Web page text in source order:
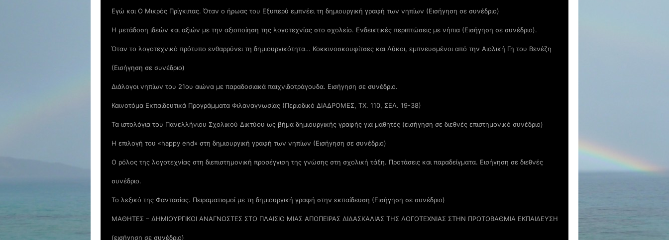
Εγώ και Ο Μικρός Πρίγκιπας. Όταν ο ήρωας του Εξυπερύ εμπνέει τη δημιουργική γραφή των νηπίων (Εισήγηση σε συνέδριο)
Η μετάδοση ιδεών και αξιών με την αξιοποίηση της λογοτεχνίας στο σχολείο. Ενδεικτικές περιπτώσεις με νήπια (Εισήγηση σε συνέδριο).
Όταν το λογοτεχνικό πρότυπο ενθαρρύνει τη δημιουργικότητα… Κοκκινοσκουφίτσες και Λύκοι, εμπνευσμένοι από την Αιολική Γη του Βενέζη
(Εισήγηση σε συνέδριο)
Διάλογοι νηπίων του 21ου αιώνα με παραδοσιακά παιχνιδοτράγουδα. Εισήγηση σε συνέδριο.
Καινοτόμα Εκπαιδευτικά Προγράμματα Φιλαναγνωσίας (Περιοδικό ΔΙΑΔΡΟΜΕΣ, ΤΧ. 110, ΣΕΛ. 19-38)
Τα ιστολόγια του Πανελλήνιου Σχολικού Δικτύου ως βήμα δημιουργικής γραφής για μαθητές (εισήγηση σε διεθνές επιστημονικό συνέδριο)
Η επιλογή του «happy end» στη δημιουργική γραφή των νηπίων (Εισήγηση σε συνέδριο)
Ο ρόλος της λογοτεχνίας στη διεπιστημονική προσέγγιση της γνώσης στη σχολική τάξη. Προτάσεις και παραδείγματα. Εισήγηση σε διεθνές
συνέδριο.
Το λεξικό της Φαντασίας. Πειραματισμοί με τη δημιουργική γραφή στην εκπαίδευση (Εισήγηση σε συνέδριο)
ΜΑΘΗΤΕΣ – ΔΗΜΙΟΥΡΓΙΚΟΙ ΑΝΑΓΝΩΣΤΕΣ ΣΤΟ ΠΛΑΙΣΙΟ ΜΙΑΣ ΑΠΟΠΕΙΡΑΣ ΔΙΔΑΣΚΑΛΙΑΣ ΤΗΣ ΛΟΓΟΤΕΧΝΙΑΣ ΣΤΗΝ ΠΡΩΤΟΒΑΘΜΙΑ ΕΚΠΑΙΔΕΥΣΗ
(εισήγηση σε συνέδριο)